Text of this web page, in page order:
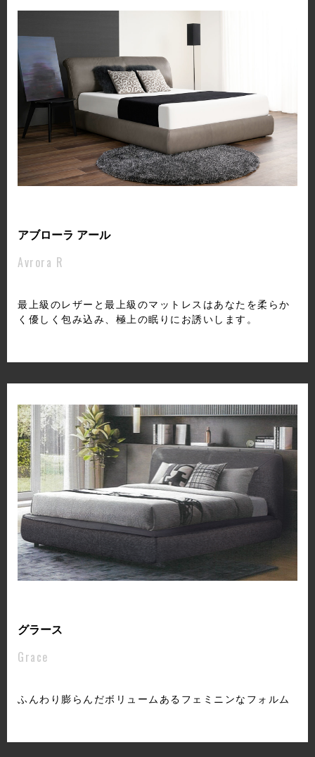
アブローラ アール
Avrora R
最上級のレザーと最上級のマットレスはあなたを柔らか
く優しく包み込み、極上の眠りにお誘いします。
グラース
Grace
ふんわり膨らんだボリュームあるフェミニンなフォルム